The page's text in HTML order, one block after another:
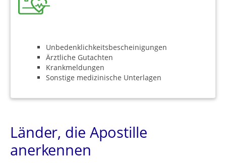
Unbedenklichkeitsbescheinigungen
Ärztliche Gutachten
Krankmeldungen
Sonstige medizinische Unterlagen
Länder, die Apostille
anerkennen